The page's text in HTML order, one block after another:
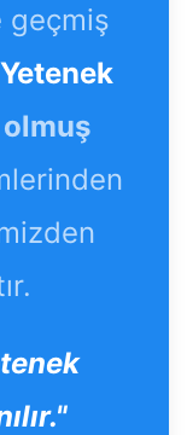
geçmiş
olmuş